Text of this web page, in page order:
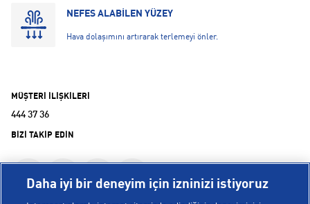
NEFES ALABİLEN YÜZEY
Hava dolaşımını artırarak terlemeyi önler.
MÜŞTERİ İLİŞKİLERİ
444 37 36
BİZİ TAKİP EDİN
Daha iyi bir deneyim için izninizi istiyoruz